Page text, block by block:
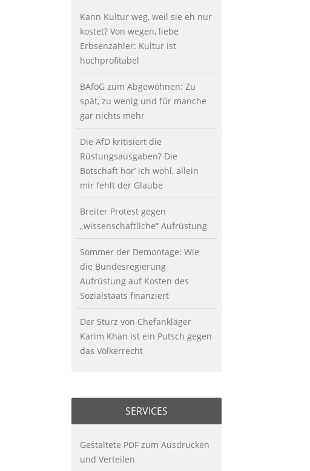
Kann Kultur weg, weil sie eh nur
kostet? Von wegen, liebe
Erbsenzähler: Kultur ist
hochprofitabel
BAföG zum Abgewöhnen: Zu
spät, zu wenig und für manche
gar nichts mehr
Die AfD kritisiert die
Rüstungsausgaben? Die
Botschaft hör’ ich wohl, allein
mir fehlt der Glaube
Breiter Protest gegen
„wissenschaftliche“ Aufrüstung
Sommer der Demontage: Wie
die Bundesregierung
Aufrüstung auf Kosten des
Sozialstaats finanziert
Der Sturz von Chefankläger
Karim Khan ist ein Putsch gegen
das Völkerrecht
SERVICES
Gestaltete PDF zum Ausdrucken
und Verteilen